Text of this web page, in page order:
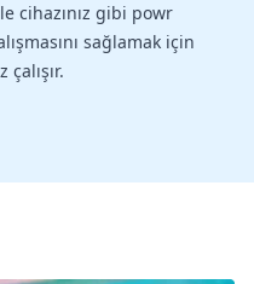
cihazınız gibi powr
sağlamak için